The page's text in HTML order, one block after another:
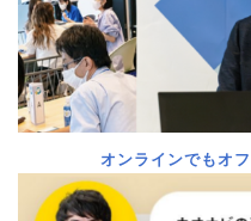
オンラインでもオ